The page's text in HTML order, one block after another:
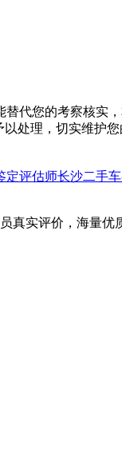
代您的考察核实
处理，切实维护您
定评估师长沙二手
实评价，海量优